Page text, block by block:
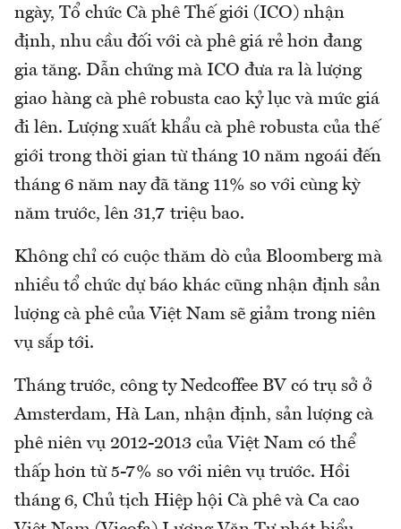
ngày, Tổ chức Cà phê Thế giới (ICO) nhận
định, nhu cầu đối với cà phê giá rẻ hơn đang
gia tăng. Dẫn chứng mà ICO đưa ra là lượng
giao hàng cà phê robusta cao kỷ lục và mức giá
đi lên. Lượng xuất khẩu cà phê robusta của thế
giới trong thời gian từ tháng 10 năm ngoái đến
tháng 6 năm nay đã tăng 11% so với cùng kỳ
năm trước, lên 31,7 triệu bao.
Không chỉ có cuộc thăm dò của Bloomberg mà
nhiều tổ chức dự báo khác cũng nhận định sản
lượng cà phê của Việt Nam sẽ giảm trong niên
vụ sắp tới.
Tháng trước, công ty Nedcoffee BV có trụ sở ở
Amsterdam, Hà Lan, nhận định, sản lượng cà
phê niên vụ 2012-2013 của Việt Nam có thể
thấp hơn từ 5-7% so với niên vụ trước. Hồi
tháng 6, Chủ tịch Hiệp hội Cà phê và Ca cao